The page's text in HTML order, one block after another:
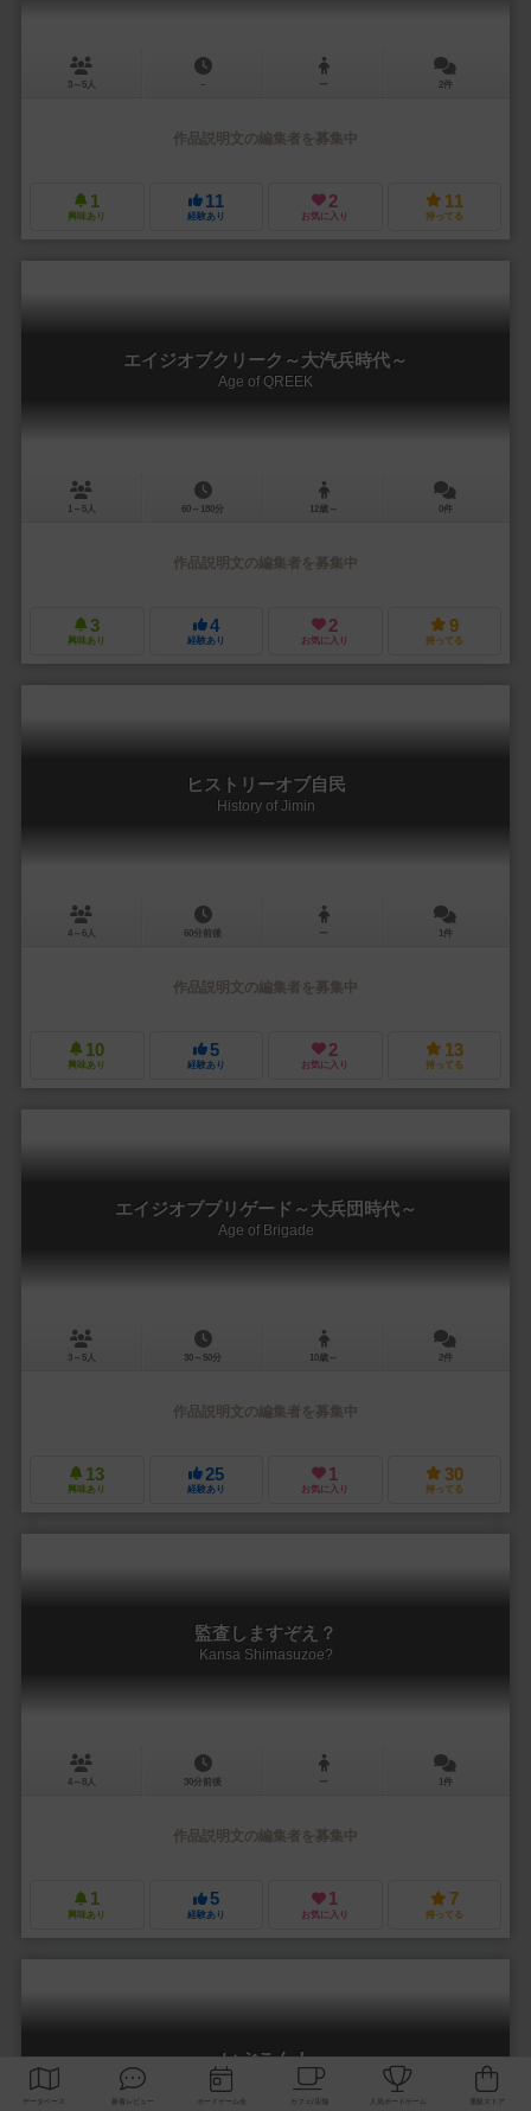
3～5人 － ー 2件
作品説明文の編集者を募集中
1
興味あり
11
経験あり
2
お気に入り
11
持ってる
エイジオブクリーク～大汽兵時代～
Age of QREEK
1～5人 60～180分 12歳～ 0件
作品説明文の編集者を募集中
3
興味あり
4
経験あり
2
お気に入り
9
持ってる
ヒストリーオブ自民
History of Jimin
4～6人 60分前後 ー 1件
作品説明文の編集者を募集中
10
興味あり
5
経験あり
2
お気に入り
13
持ってる
エイジオブブリゲード～大兵団時代～
Age of Brigade
3～5人 30～50分 10歳～ 2件
作品説明文の編集者を募集中
13
興味あり
25
経験あり
1
お気に入り
30
持ってる
監査しますぞえ？
Kansa Shimasuzoe?
4～8人 30分前後 ー 1件
作品説明文の編集者を募集中
1
興味あり
5
経験あり
1
お気に入り
7
持ってる
いぶこん！